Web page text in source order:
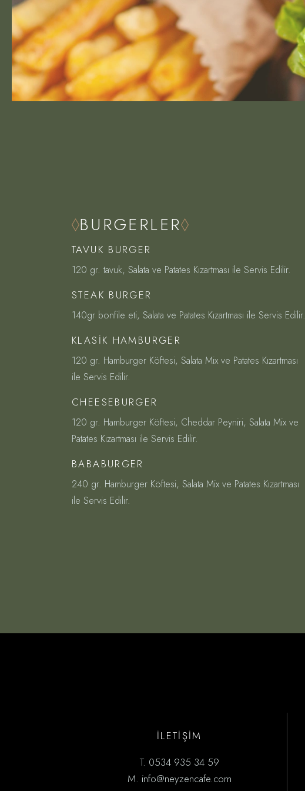
BURGERLER
TAVUK BURGER
120 gr. tavuk, Salata ve Patates Kızartması ile Servis Edilir.
STEAK BURGER
140gr bonfile eti, Salata ve Patates Kızartması ile Servis Edilir.
KLASIK HAMBURGER
120 gr. Hamburger Köftesi, Salata Mix ve Patates Kızartması
ile Servis Edilir.
CHEESEBURGER
120 gr. Hamburger Köftesi, Cheddar Peyniri, Salata Mix ve
Patates Kızartması ile Servis Edilir.
BABABURGER
240 gr. Hamburger Köftesi, Salata Mix ve Patates Kızartması
ile Servis Edilir.
İLETİŞIM
T. 0534 935 34 59
M. info@neyzencafe.com